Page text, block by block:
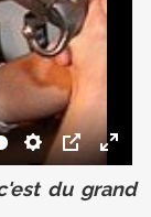
du grand